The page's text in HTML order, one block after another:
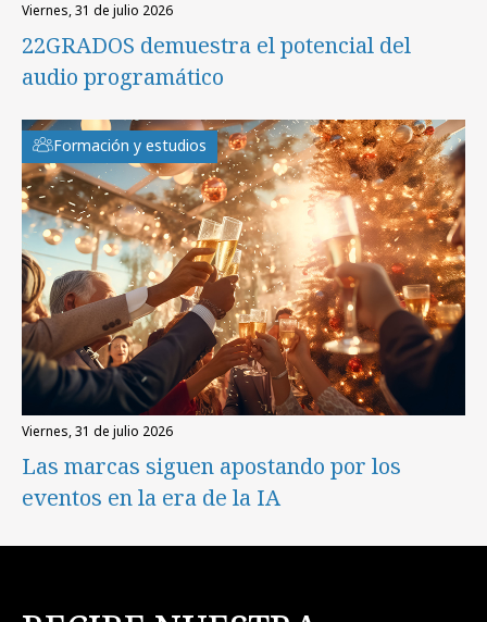
viernes, 31 de julio 2026
22GRADOS demuestra el potencial del
audio programático
Formación y estudios
viernes, 31 de julio 2026
Las marcas siguen apostando por los
eventos en la era de la IA